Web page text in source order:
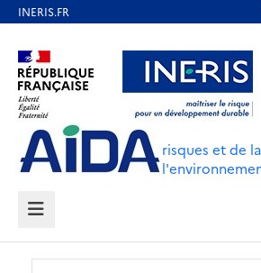
contenu
principal
Aller au contenu Aller au
Aller au pied de page
risques et de
MENU